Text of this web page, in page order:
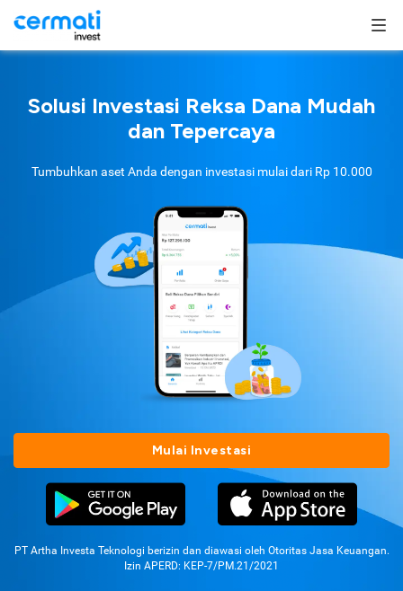
Solusi Investasi Reksa Dana Mudah
dan Tepercaya
Tumbuhkan aset Anda dengan investasi mulai dari Rp 10.000
Mulai Investasi
PT Artha Investa Teknologi berizin dan diawasi oleh Otoritas Jasa Keuangan.
Izin APERD: KEP-7/PM.21/2021